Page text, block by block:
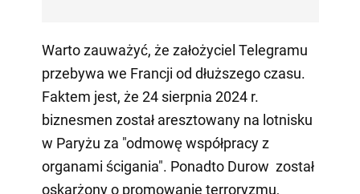
Warto zauważyć, że założyciel Telegramu
przebywa we Francji od dłuższego czasu.
Faktem jest, że 24 sierpnia 2024 r.
biznesmen został aresztowany na lotnisku
w Paryżu za "odmowę współpracy z
organami ścigania". Ponadto Durow został
oskarżony o promowanie terroryzmu,